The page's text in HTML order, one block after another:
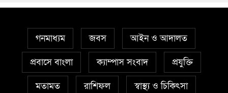
গনমাধ্যম জবস আইন ও আদালত
প্রবাসে বাংলা ক্যাম্পাস সংবাদ প্রযুক্তি
মতামত রাশিফল স্বাস্থ্য ও চিকিৎসা